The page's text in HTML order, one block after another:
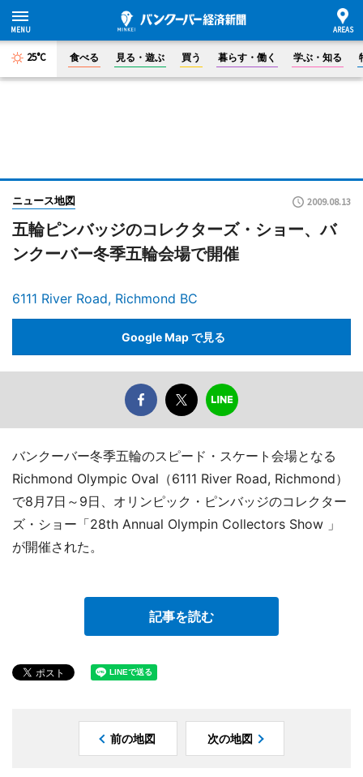
25°C 食べる 見る・遊ぶ 買う 暮らす・働く 学ぶ・知る
ニュース地図 2009.08.13
五輪ピンバッジのコレクターズ・ショー、バ
ンクーバー冬季五輪会場で開催
6111 River Road, Richmond BC
Google Map で見る
バンクーバー冬季五輪のスピード・スケート会場となる
Richmond Olympic Oval（6111 River Road, Richmond）
で8月7日～9日、オリンピック・ピンバッジのコレクター
ズ・ショー「28th Annual Olympin Collectors Show 」
が開催された。
記事を読む
前の地図 次の地図